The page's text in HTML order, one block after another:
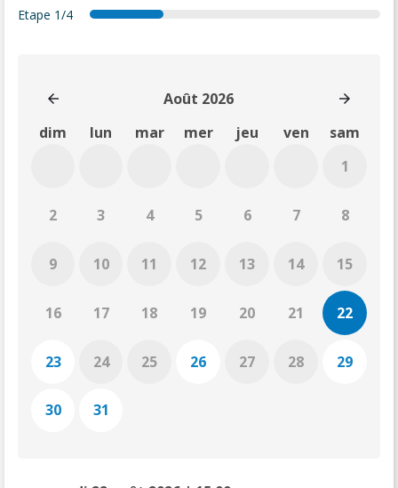
Etape 1/4 details
date
Août 2026
dim
lun mar mer jeu ven
sam
1
2 3 4 5 6 7 8
9 10 11 12 13 14 15
16 17 18 19 20 21 22
23 24 25 26 27 28 29
30 31